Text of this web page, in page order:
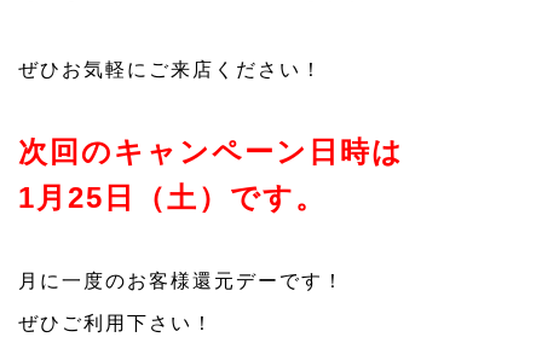
ぜひお気軽にご来店ください！
次回のキャンペーン日時は
1月25日（土）です。
月に一度のお客様還元デーです！
ぜひご利用下さい！